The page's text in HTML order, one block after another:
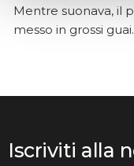
Mentre suonava, il
messo in grossi
Iscriviti alla